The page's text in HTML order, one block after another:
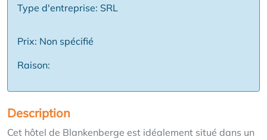
Type d'entreprise: SRL
Prix: Non spécifié
Raison:
Description
Cet hôtel de Blankenberge est idéalement situé dans un